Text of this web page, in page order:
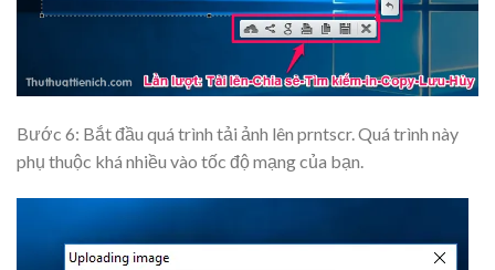
Bước 6: Bắt đầu quá trình tải ảnh lên prntscr. Quá trình này
phụ thuộc khá nhiều vào tốc độ mạng của bạn.